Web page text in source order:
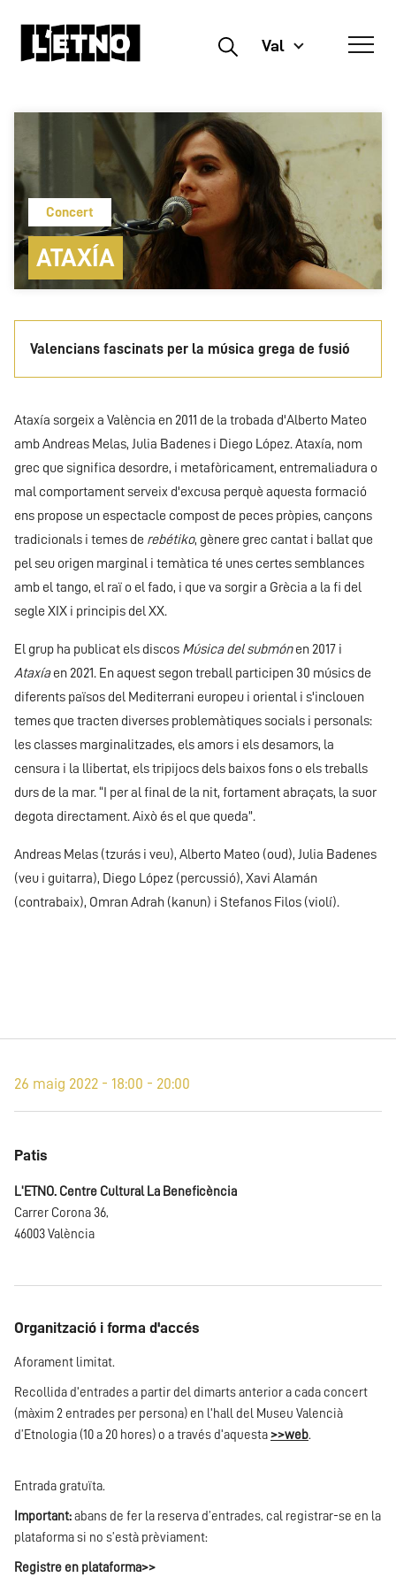
Buscar Val
Concert
ATAXÍA
Valencians fascinats per la música grega de fusió
Ataxía sorgeix a València en 2011 de la trobada d'Alberto Mateo
amb Andreas Melas, Julia Badenes i Diego López. Ataxía, nom
grec que significa desordre, i metafòricament, entremaliadura o
mal comportament serveix d'excusa perquè aquesta formació
ens propose un espectacle compost de peces pròpies, cançons
tradicionals i temes de rebétiko, gènere grec cantat i ballat que
pel seu origen marginal i temàtica té unes certes semblances
amb el tango, el raï o el fado, i que va sorgir a Grècia a la fi del
segle XIX i principis del XX.
El grup ha publicat els discos Música del submónen 2017 i
Ataxíaen 2021. En aquest segon treball participen 30 músics de
diferents països del Mediterrani europeu i oriental i s'inclouen
temes que tracten diverses problemàtiques socials i personals:
les classes marginalitzades, els amors i els desamors, la
censura i la llibertat, els tripijocs dels baixos fons o els treballs
durs de la mar. “I per al final de la nit, fortament abraçats, la suor
degota directament. Això és el que queda”.
Andreas Melas (tzurás i veu), Alberto Mateo (oud), Julia Badenes
(veu i guitarra), Diego López (percussió), Xavi Alamán
(contrabaix), Omran Adrah (kanun) i Stefanos Filos (violí).
26 maig 2022 - 18:00 - 20:00
Patis
L'ETNO. Centre Cultural La Beneficència
Carrer Corona 36,
46003 València
Organització i forma d'accés
Aforament limitat.
Recollida d'entrades a partir del dimarts anterior a cada concert
(màxim 2 entrades per persona) en l'hall del Museu Valencià
d’Etnologia (10 a 20 hores) o a través d'aquesta >>web.
Entrada gratuïta.
Important: abans de fer la reserva d’entrades, cal registrar-se en la
plataforma si no s’està prèviament:
Registre en plataforma>>